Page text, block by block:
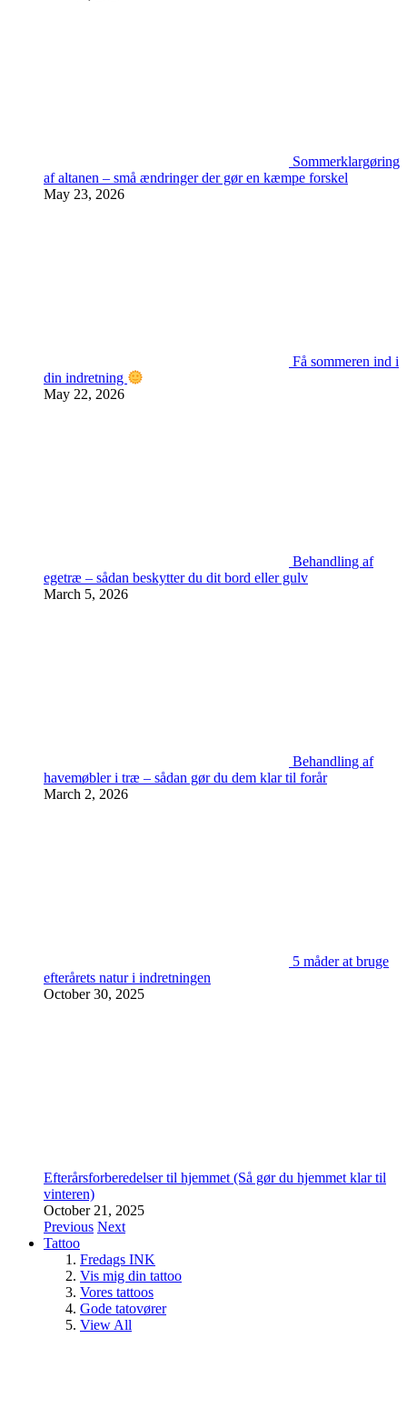
Sommerklargøring
af altanen – små ændringer der gør en kæmpe forskel
May 23, 2026
Få sommeren ind i
din indretning
May 22, 2026
Behandling af
egetræ – sådan beskytter du dit bord eller gulv
March 5, 2026
Behandling af
havemøbler i træ – sådan gør du dem klar til forår
March 2, 2026
5 måder at bruge
efterårets natur i indretningen
October 30, 2025
Efterårsforberedelser til hjemmet (Så gør du hjemmet klar til
vinteren)
October 21, 2025
Previous Next
Tattoo
Fredags INK
Vis mig din tattoo
Vores tattoos
Gode tatovører
View All